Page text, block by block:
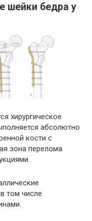
шейки бедра у
хирургическое
абсолютно
кости с
зона перелома
том числе